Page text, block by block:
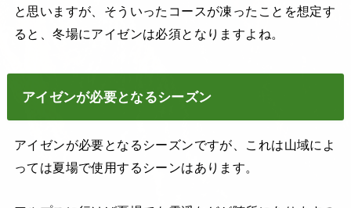
と思いますが、そういったコースが凍ったことを想定す
ると、冬場にアイゼンは必須となりますよね。
アイゼンが必要となるシーズン
アイゼンが必要となるシーズンですが、これは山域によ
っては夏場で使用するシーンはあります。